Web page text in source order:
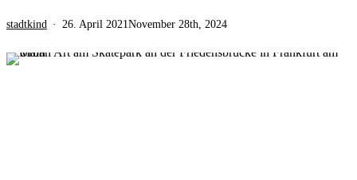
stadtkind 26. April 2021 November 28th, 2024